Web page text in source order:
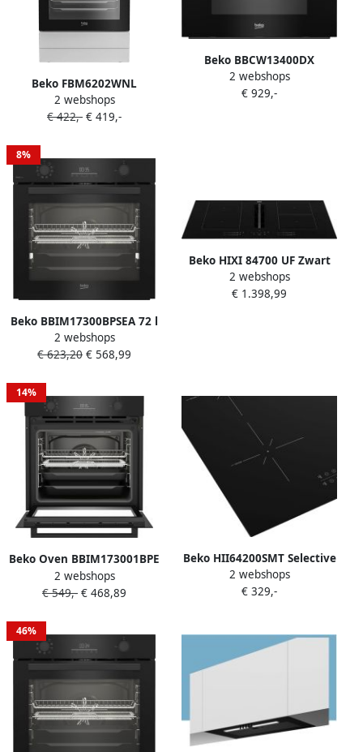
Beko FBM6202WNL
AeroPerfect Gasfornuis met
elektrische oven 66 liter
2 webshops
€ 422,- € 419,-
Beko BBCW13400DX
Selective Line Inbouw oven
met magnetron Zwart
2 webshops
€ 929,-
8%
Beko BBIM17300BPSEA 72 l
3300 W Zwart
2 webshops
€ 623,20 € 568,99
Beko HIXI 84700 UF Zwart
Ingebouwd 80 cm
Inductiekookplaat zones 4
2 webshops
€ 1.398,99
14%
Beko Oven BBIM173001BPE
| Heteluchtovens |
Keuken&Koken
2 webshops
€ 549,- € 468,89
Beko HII64200SMT Selective
Line Inbouw
inductiekookplaat Zwart
2 webshops
€ 329,-
46%